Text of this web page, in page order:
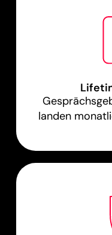
landen